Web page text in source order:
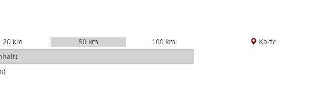
20 km 50 km 100 km
Karte